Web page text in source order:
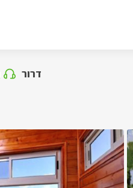
דרור